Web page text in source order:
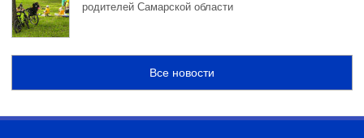
родителей Самарской области
Все новости